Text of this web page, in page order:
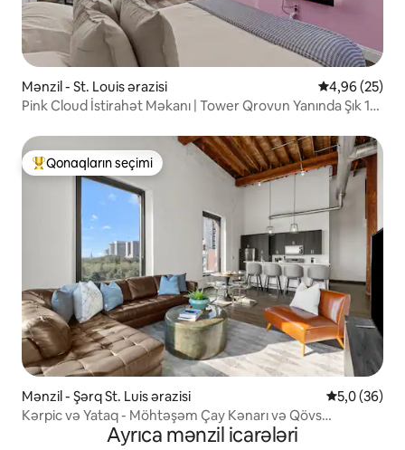
Mənzil - St. Louis ərazisi Ortalama
4,96 (25)
Pink Cloud İstirahət Məkanı | Tower Qrovun Yanında Şık 1
Populyar "Qonaqların seçimi"
Qonaqların seçimi
Mənzil - Şərq St. Luis ərazisi Ortalama
5,0 (36)
Kərpic və Yataq - Möhtəşəm Çay Kənarı və Qövs
Ayrıca mənzil icarələri